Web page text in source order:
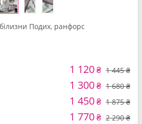
Подих, ранфорс
1 120₴ 1 445 ₴
1 300₴ 1 680 ₴
1 450₴ 1 875 ₴
1 770₴ 2 290 ₴